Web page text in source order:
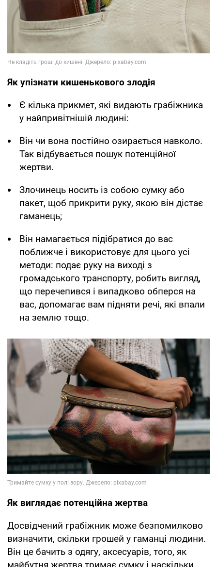
Як упізнати кишенькового злодія
Є кілька прикмет, які видають грабіжника
у найпривітнішій людині:
Він чи вона постійно озирається навколо.
Так відбувається пошук потенційної
жертви.
Злочинець носить із собою сумку або
пакет, щоб прикрити руку, якою він дістає
гаманець;
Він намагається підібратися до вас
поближче і використовує для цього усі
методи: подає руку на виході з
громадського транспорту, робить вигляд,
що перечепився і випадково обперся на
вас, допомагає вам підняти речі, які впали
на землю тощо.
Як виглядає потенційна жертва
Досвідчений грабіжник може безпомилково
визначити, скільки грошей у гаманці людини.
Він це бачить з одягу, аксесуарів, того, як